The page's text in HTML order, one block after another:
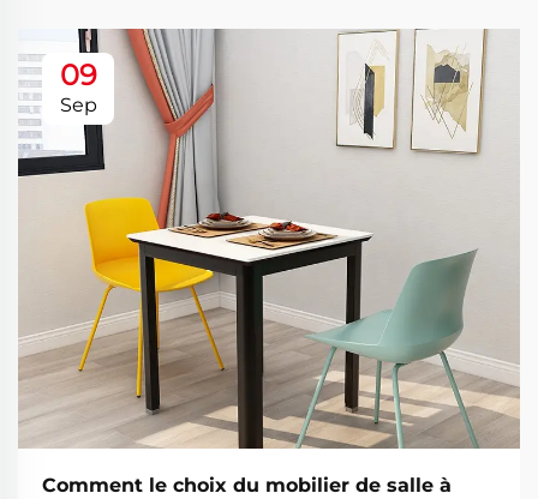
09
Sep
Comment le choix du mobilier de salle à